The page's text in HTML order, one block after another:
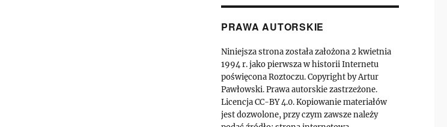
PRAWA AUTORSKIE
Niniejsza strona została założona 2 kwietnia
1994 r. jako pierwsza w historii Internetu
poświęcona Roztoczu. Copyright by Artur
Pawłowski. Prawa autorskie zastrzeżone.
Licencja CC-BY 4.0. Kopiowanie materiałów
jest dozwolone, przy czym zawsze należy